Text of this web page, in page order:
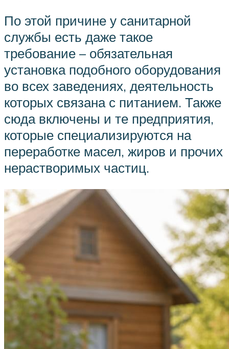
По этой причине у санитарной
службы есть даже такое
требование – обязательная
установка подобного оборудования
во всех заведениях, деятельность
которых связана с питанием. Также
сюда включены и те предприятия,
которые специализируются на
переработке масел, жиров и прочих
нерастворимых частиц.